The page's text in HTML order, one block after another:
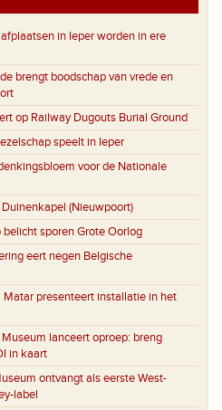
in Ieper worden in ere
brengt boodschap van vrede en
op Railway Dugouts Burial Ground
speelt in Ieper
voor de Nationale
(Nieuwpoort)
sporen Grote Oorlog
eert negen Belgische
Matar presenteert installatie in het
lanceert oproep: breng
in kaart
ontvangt als eerste West-
label